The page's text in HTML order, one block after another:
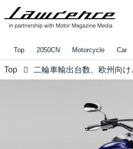
Top 2050CN Motorcycle Car
Top 二輪車